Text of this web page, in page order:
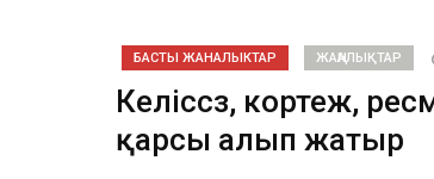
БАСТЫ ЖАНАЛЫКТАР ЖАҢАЛЫҚТАР
Келіссөз, кортеж,
қарсы алып жатыр